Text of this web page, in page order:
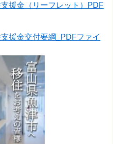
援金（リーフレット）PDF
援金交付要綱_PDFファイ